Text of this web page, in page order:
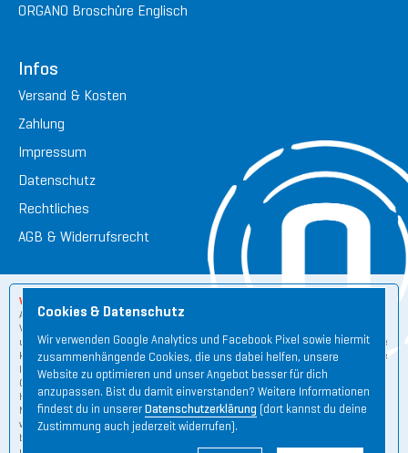
ORGANO Broschüre Englisch
Infos
Versand & Kosten
Zahlung
Impressum
Datenschutz
Rechtliches
AGB & Widerrufsrecht
Wichtige Hinweise:
Aus rechtlichen und wettbewerbsrechtlichen Gründen zum Schutz unserer
Verbraucher sind wir verpflichtet darauf hinzuweisen, dass der ORGANETIK
und den von uns entwickelten ORGANO Produkten ähnlich der Homöopathie
keine wissenschaftlichen Studien für eventuelle Wirkungsweisen zugrunde
liegen. Die ORGANETIK ist kein Heilverfahren und die von uns entwickelten
ORGANO Produkte sind keine Heilmittel bzw. Medizinprodukte nach der
Heilmittelverordnung, dem Arzneimittelgesetz bzw. nach dem
Medizinproduktegesetz und dürfen auch nicht als solche betrachtet
werden. Sie können keine medizinische Therapie ersetzen. Alle Angaben
beruhen ausschliesslich auf Überlieferung und langjähriger Erfahrung. Zu
Cookies & Datenschutz
Wir verwenden Google Analytics und Facebook Pixel sowie hiermit
zusammenhängende Cookies, die uns dabei helfen, unsere
Website zu optimieren und unser Angebot besser für dich
anzupassen. Bist du damit einverstanden? Weitere Informationen
findest du in unsererDatenschutzerklärung (dort kannst du deine
Zustimmung auch jederzeit widerrufen).